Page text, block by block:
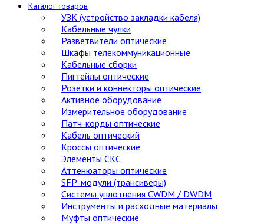
Каталог товаров
УЗК (устройство закладки кабеля)
Кабельные чулки
Разветвители оптические
Шкафы телекоммуникационные
Кабельные сборки
Пигтейлы оптические
Розетки и коннекторы оптические
Активное оборудование
Измерительное оборудование
Патч-корды оптические
Кабель оптический
Кроссы оптические
Элементы СКС
Аттенюаторы оптические
SFP-модули (трансиверы)
Cистемы уплотнения CWDM / DWDM
Инструменты и расходные материалы
Муфты оптические